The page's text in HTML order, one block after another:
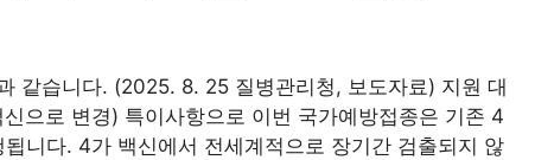
같습니다. (2025. 8. 25 질병관리청, 보도자료) 지원 대
으로 변경) 특이사항으로 이번 국가예방접종은 기존 4
니다. 4가 백신에서 전세계적으로 장기간 검출되지 않